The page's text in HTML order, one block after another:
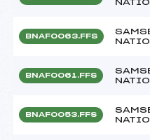
BNAF0063.FFS
BNAF0061.FFS
BNAF0053.FFS